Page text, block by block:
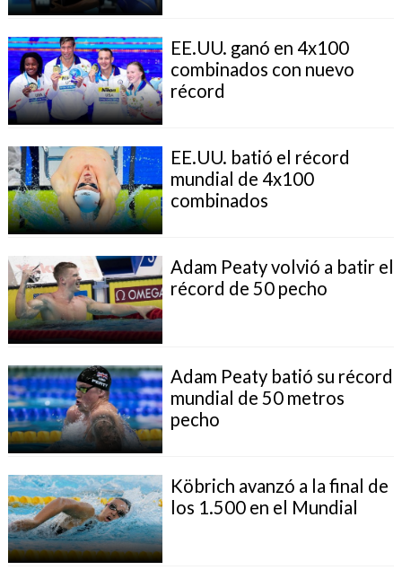
EE.UU. ganó en 4x100
combinados con nuevo
récord
EE.UU. batió el récord
mundial de 4x100
combinados
Adam Peaty volvió a batir el
récord de 50 pecho
Adam Peaty batió su récord
mundial de 50 metros
pecho
Köbrich avanzó a la final de
los 1.500 en el Mundial